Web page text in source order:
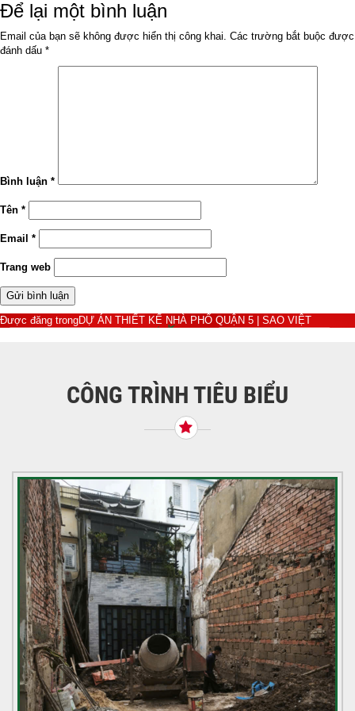
ngày
đầy
đủ
Để lại một bình luận
Email của bạn sẽ không được hiển thị công khai. Các trường bắt buộc được
đánh dấu *
Bình luận *
Tên *
Email *
Trang web
Điều
Được đăng trongDỰ ÁN THIẾT KẾ NHÀ PHỐ QUẬN 5 | SAO VIỆT
CÔNG TRÌNH TIÊU BIỂU